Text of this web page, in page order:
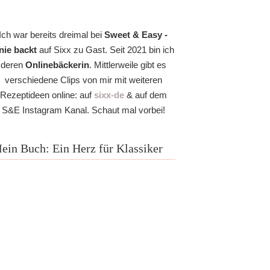
war bereits dreimal beiSweet & Easy -
backtauf Sixx zu Gast. Seit 2021 bin ich
deren Onlinebäckerin. Mittlerweile gibt es
verschiedene Clips von mir mit weiteren
Rezeptideen online: auf sixx-de& auf dem
S&E Instagram Kanal. Schaut mal vorbei!
Buch: Ein Herz für Klassiker